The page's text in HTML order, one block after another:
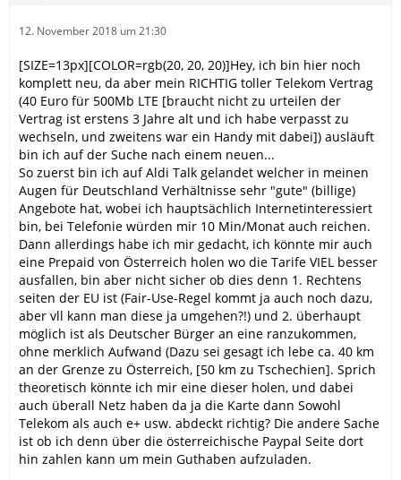
12. November 2018 um 21:30
[SIZE=13px][COLOR=rgb(20, 20, 20)]Hey, ich bin hier noch
komplett neu, da aber mein RICHTIG toller Telekom Vertrag
(40 Euro für 500Mb LTE [braucht nicht zu urteilen der
Vertrag ist erstens 3 Jahre alt und ich habe verpasst zu
wechseln, und zweitens war ein Handy mit dabei]) ausläuft
bin ich auf der Suche nach einem neuen...
So zuerst bin ich auf Aldi Talk gelandet welcher in meinen
Augen für Deutschland Verhältnisse sehr "gute" (billige)
Angebote hat, wobei ich hauptsächlich Internetinteressiert
bin, bei Telefonie würden mir 10 Min/Monat auch reichen.
Dann allerdings habe ich mir gedacht, ich könnte mir auch
eine Prepaid von Österreich holen wo die Tarife VIEL besser
ausfallen, bin aber nicht sicher ob dies denn 1. Rechtens
seiten der EU ist (Fair-Use-Regel kommt ja auch noch dazu,
aber vll kann man diese ja umgehen?!) und 2. überhaupt
möglich ist als Deutscher Bürger an eine ranzukommen,
ohne merklich Aufwand (Dazu sei gesagt ich lebe ca. 40 km
an der Grenze zu Österreich, [50 km zu Tschechien]. Sprich
theoretisch könnte ich mir eine dieser holen, und dabei
auch überall Netz haben da ja die Karte dann Sowohl
Telekom als auch e+ usw. abdeckt richtig? Die andere Sache
ist ob ich denn über die österreichische Paypal Seite dort
hin zahlen kann um mein Guthaben aufzuladen.